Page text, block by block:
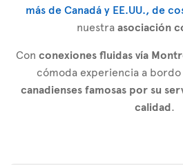
más de Canadá y EE.UU., de
nuestraasociación
Con conexiones fluidas vía
cómoda experiencia a
canadienses famosas por su
calidad.